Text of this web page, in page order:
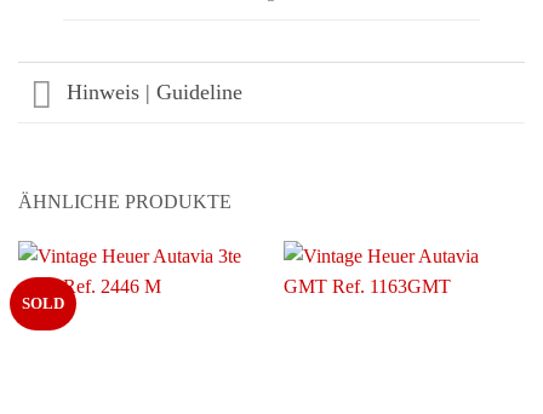
Hinweis | Guideline
ÄHNLICHE PRODUKTE
SOLD